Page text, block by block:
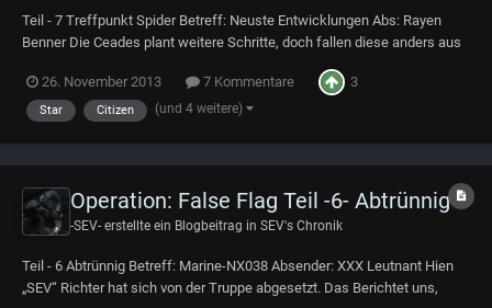
Teil - 7 Treffpunkt Spider Betreff: Neuste Entwicklungen Abs: Rayen
Benner Die Ceades plant weitere Schritte, doch fallen diese anders aus
setzen, wurde nun die Suche nach der Tochter des Whistleblowers
plötzlich zur Priorität gem...
26. November 2013 7 Kommentare 3
Star Citizen (und 4 weitere)
Operation: False Flag Teil -6- Abtrünnig
-SEV- erstellte ein Blogbeitrag in SEV's Chronik
Teil - 6 Abtrünnig Betreff: Marine-NX038 Absender: XXX Leutnant Hien
„SEV“ Richter hat sich von der Truppe abgesetzt. Das Berichtet uns,